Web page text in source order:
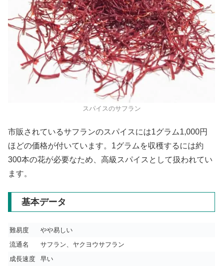
スパイスのサフラン
市販されているサフランのスパイスには1グラム1,000円
ほどの価格が付いています。1グラムを収穫するには約
300本の花が必要なため、高級スパイスとして扱われてい
ます。
基本データ
難易度
やや易しい
流通名
サフラン、ヤクヨウサフラン
成長速度
早い